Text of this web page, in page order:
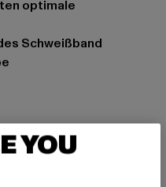
Schweißband
YOU